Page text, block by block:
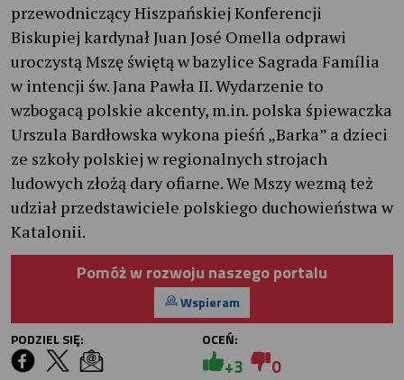
przewodniczący Hiszpańskiej Konferencji
Biskupiej kardynał Juan José Omella odprawi
uroczystą Mszę świętą w bazylice Sagrada Família
w intencji św. Jana Pawła II. Wydarzenie to
wzbogacą polskie akcenty, m.in. polska śpiewaczka
Urszula Bardłowska wykona pieśń „Barka” a dzieci
ze szkoły polskiej w regionalnych strojach
ludowych złożą dary ofiarne. We Mszy wezmą też
udział przedstawiciele polskiego duchowieństwa w
Katalonii.
Pomóż w rozwoju naszego portalu
Wspieram
PODZIEL SIĘ:
OCEŃ:
+3 0